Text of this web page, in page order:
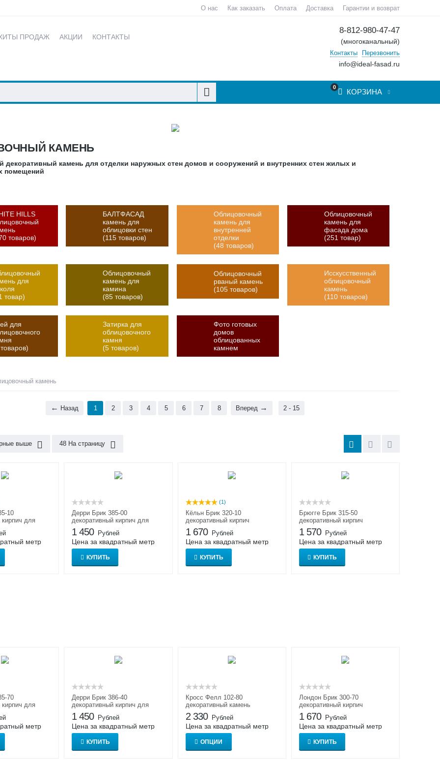
О нас Как заказать Оплата Доставка Гарантии и возврат
ПРОДАЖ АКЦИИ КОНТАКТЫ
8-812-980-47-47
(многоканальный)
Контакты Перезвонить
info@ideal-fasad.ru
0
КОРЗИНА
КАМЕНЬ
декоративный камень для отделки наружных стен домов и сооружений и внутренних стен жилых и
помещений
HILLS
товаров)
БАЛТФАСАД
камень для
облицовки стен
(115 товаров)
Облицовочный
камень для
внутренней
отделки
(48 товаров)
Облицовочный
камень для
фасада дома
(251 товар)
для
товар)
Облицовочный
камень для
камина
(85 товаров)
Облицовочный
рваный камень
(105 товаров)
Исскусственный
облицовочный
камень
(110 товаров)
для
Затирка для
облицовочного
камня
(5 товаров)
Фото готовых
домов
облицованных
камнем
камень
Назад 1 2 3 4 5 6 7 8 Вперед 2 - 15
выше 48 На страницу
10
кирпич для
метр
Дерри Брик 385-00
декоративный кирпич для
внутренней отделки
1 450 Рублей
Цена за квадратный метр
КУПИТЬ
(1)
Кёльн Брик 320-10
декоративный кирпич
1 670 Рублей
Цена за квадратный метр
КУПИТЬ
Брюгге Брик 315-50
декоративный кирпич
1 570 Рублей
Цена за квадратный метр
КУПИТЬ
70
кирпич для
метр
Дерри Брик 386-40
декоративный кирпич для
внутренней отделки
1 450 Рублей
Цена за квадратный метр
КУПИТЬ
Кросс Фелл 102-80
декоративный камень
2 330 Рублей
Цена за квадратный метр
ОПЦИИ
Лондон Брик 300-70
декоративный кирпич
1 670 Рублей
Цена за квадратный метр
КУПИТЬ